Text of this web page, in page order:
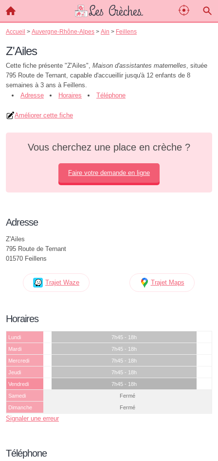
Accueil > Auvergne-Rhône-Alpes > Ain > Feillens
Z'Ailes
Cette fiche présente "Z'Ailes", Maison d'assistantes maternelles, située
795 Route de Ternant, capable d'accueillir jusqu'à 12 enfants de 8
semaines à 3 ans à Feillens.
Adresse
Horaires Téléphone
Améliorer cette fiche
Vous cherchez une place en crèche ?
Faire votre demande en ligne
Adresse
Z'Ailes
795 Route de Ternant
01570 Feillens
Trajet Waze Trajet Maps
Horaires
Lundi
7h45 - 18h
Mardi
7h45 - 18h
Mercredi
7h45 - 18h
Jeudi
7h45 - 18h
Vendredi
7h45 - 18h
Samedi
Fermé
Dimanche
Fermé
Signaler une erreur
Téléphone